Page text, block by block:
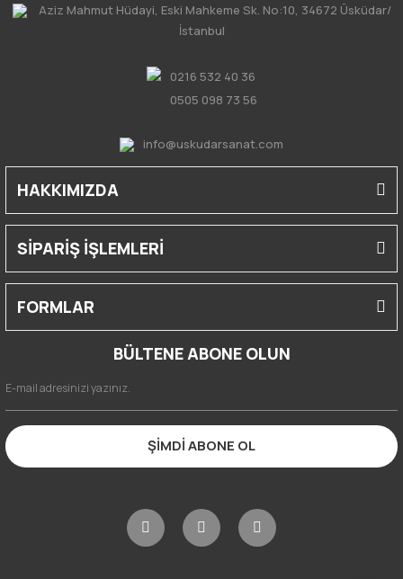
Aziz Mahmut Hüdayi, Eski Mahkeme Sk. No:10, 34672 Üsküdar/
İstanbul
0216 532 40 36
0505 098 73 56
info@uskudarsanat.com
HAKKIMIZDA
SİPARİŞ İŞLEMLERİ
FORMLAR
BÜLTENE ABONE OLUN
ŞİMDİ ABONE OL